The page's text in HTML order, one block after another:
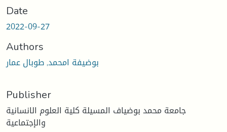
Date
2022-09-27
Authors
بوضيفة امحمد, طوبال عمار
Publisher
جامعة محمد بوضياف المسيلة كلية العلوم الانسانية
والإجتماعية